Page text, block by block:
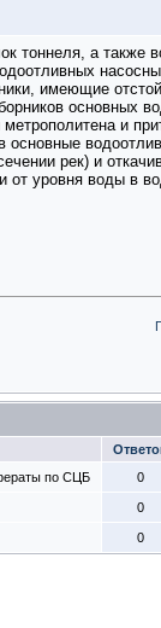
тоннеля, а также
имеющие
основных
и
рек) и
уровня воды в
по СЦБ 0
0
0